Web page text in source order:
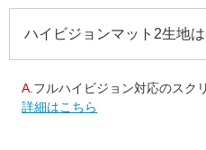
ハイビジョンマット2生地
A.フルハイビジョン対応のスク
詳細はこちら